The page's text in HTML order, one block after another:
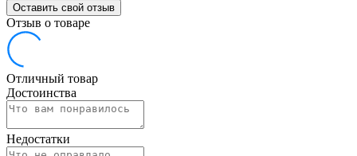
Оставить свой отзыв
Отзыв о товаре
Отличный товар
Достоинства
Недостатки